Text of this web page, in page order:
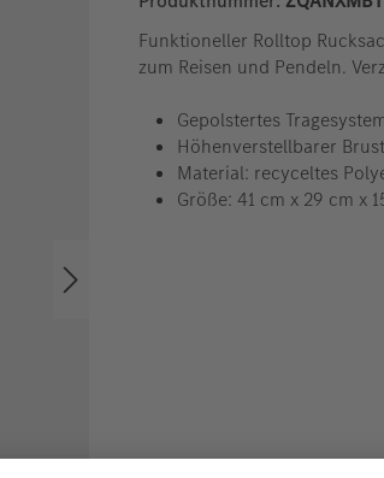
Funktioneller Rolltop
zum Reisen und Pendeln.
Gepolstertes
Höhenverstellbarer
Material: recyceltes
Größe: 41 cm x 29 cm x